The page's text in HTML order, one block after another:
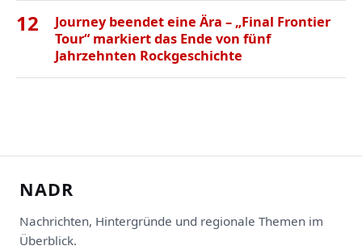
12
Journey beendet eine Ära – „Final Frontier
Tour“ markiert das Ende von fünf
Jahrzehnten Rockgeschichte
NADR
Nachrichten, Hintergründe und regionale Themen im
Überblick.